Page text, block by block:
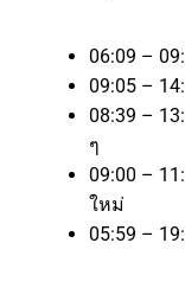
06:09 –
09:05 –
08:39 –
ๆ
09:00 –
ใหม่
05:59 –